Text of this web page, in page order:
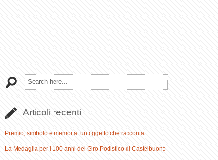
Articoli recenti
Premio, simbolo e memoria. un oggetto che racconta
La Medaglia per i 100 anni del Giro Podistico di Castelbuono